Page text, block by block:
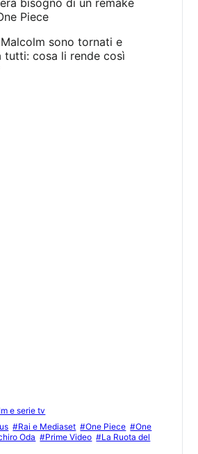
e serie tv
#Rai e Mediaset #One Piece #One
Oda #Prime Video #La Ruota del